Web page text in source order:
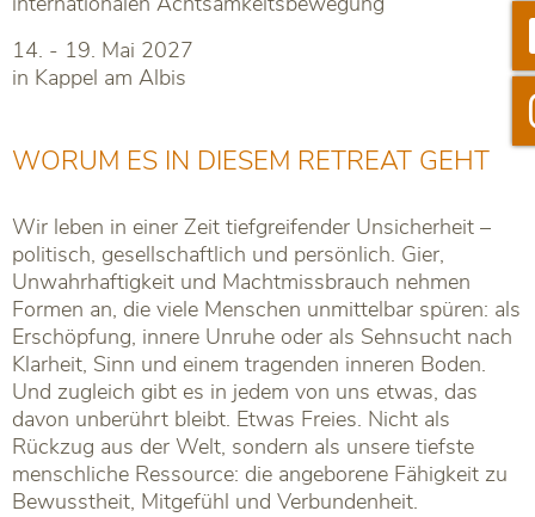
14. - 19. Mai 2027
in Kappel am Albis
WORUM ES IN DIESEM RETREAT GEHT
Wir leben in einer Zeit tiefgreifender Unsicherheit –
politisch, gesellschaftlich und persönlich. Gier,
Unwahrhaftigkeit und Machtmissbrauch nehmen
Formen an, die viele Menschen unmittelbar spüren: als
Erschöpfung, innere Unruhe oder als Sehnsucht nach
Klarheit, Sinn und einem tragenden inneren Boden.
Und zugleich gibt es in jedem von uns etwas, das
davon unberührt bleibt. Etwas Freies. Nicht als
Rückzug aus der Welt, sondern als unsere tiefste
menschliche Ressource: die angeborene Fähigkeit zu
Bewusstheit, Mitgefühl und Verbundenheit.